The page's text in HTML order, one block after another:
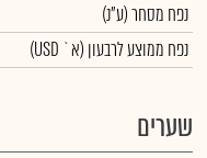
נפח מסחר(ע"נ)
נפח ממוצע לרבעון (א` USD)
שערים